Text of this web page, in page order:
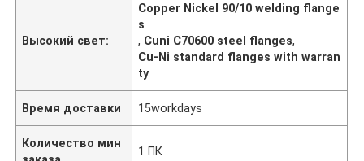
Высокий свет:
Copper Nickel 90/10 welding flange
s
, Cuni C70600 steel flanges,
Cu-Ni standard flanges with warran
ty
Время доставки 15workdays
Количество мин
1 ПК